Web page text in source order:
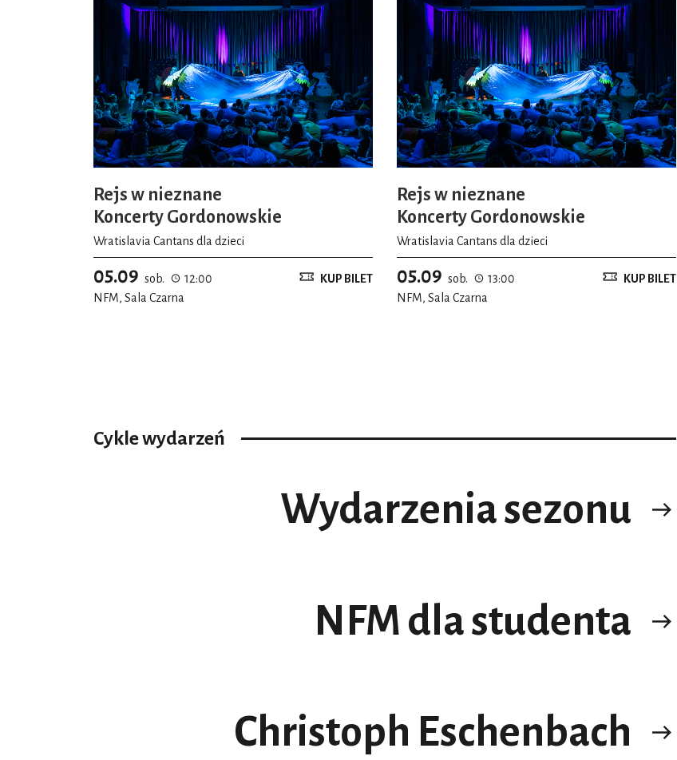
Rejs w nieznane
Koncerty Gordonowskie
Wratislavia Cantans dla dzieci
05.09 sob.
12:00
NFM, Sala Czarna
KUP BILET
Rejs w nieznane
Koncerty Gordonowskie
Wratislavia Cantans dla dzieci
05.09 sob.
13:00
NFM, Sala Czarna
KUP BILET
Cykle wydarzeń
Wydarzenia sezonu
NFM dla studenta
Christoph Eschenbach